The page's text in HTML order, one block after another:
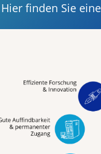
Hier finden Sie